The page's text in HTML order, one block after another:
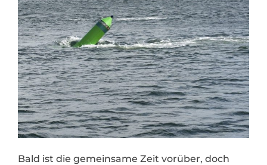
Bald ist die gemeinsame Zeit vorüber, doch